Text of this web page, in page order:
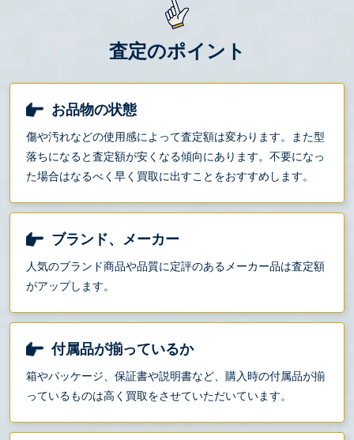
査定のポイント
お品物の状態
傷や汚れなどの使用感によって査定額は変わります。また型
落ちになると査定額が安くなる傾向にあります。不要になっ
た場合はなるべく早く買取に出すことをおすすめします。
ブランド、メーカー
人気のブランド商品や品質に定評のあるメーカー品は査定額
がアップします。
付属品が揃っているか
箱やパッケージ、保証書や説明書など、購入時の付属品が揃
っているものは高く買取をさせていただいています。